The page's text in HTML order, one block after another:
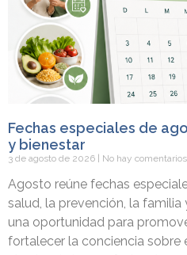
Fechas especiales de
y bienestar
3 de agosto de 2026 No hay comentarios
Agosto reúne fechas
salud, la prevención, la familia
una oportunidad para
fortalecer la conciencia sobre